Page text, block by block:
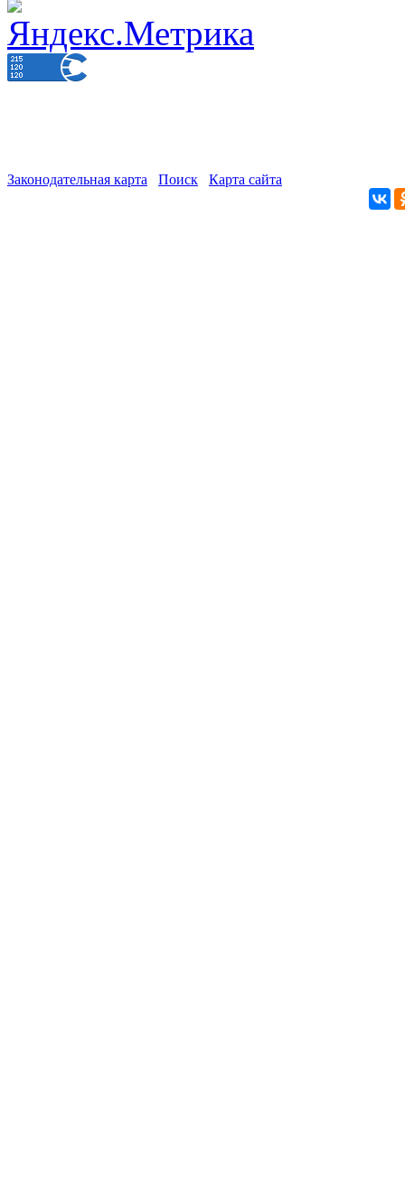
Законодательная карта Поиск Карта сайта